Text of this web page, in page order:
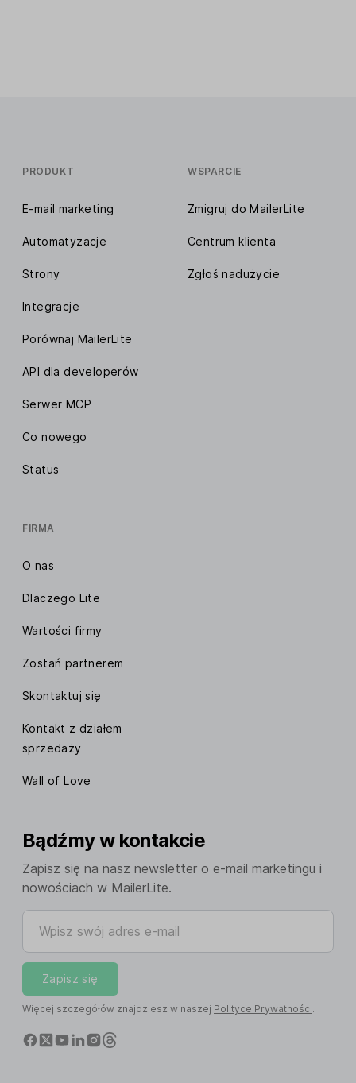
PRODUKT
E-mail marketing
Automatyzacje
Strony
Integracje
Porównaj MailerLite
API dla developerów
Serwer MCP
Co nowego
Status
WSPARCIE
Zmigruj do MailerLite
Centrum klienta
Zgłoś nadużycie
FIRMA
O nas
Dlaczego Lite
Wartości firmy
Zostań partnerem
Skontaktuj się
Kontakt z działem
sprzedaży
Wall of Love
Bądźmy w kontakcie
Zapisz się na nasz newsletter o e-mail marketingu i
nowościach w MailerLite.
Wpisz swój adres e-mail
Zapisz się
Więcej szczegółów znajdziesz w naszej Polityce Prywatności.